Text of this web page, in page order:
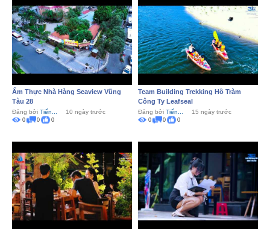
Ẩm Thực Nhà Hàng Seaview Vũng
Tàu 28
Đăng bởi Tiến... 10 ngày trước
0 0 0
Team Building Trekking Hồ Tràm
Công Ty Leafseal
Đăng bởi Tiến... 15 ngày trước
0 0 0